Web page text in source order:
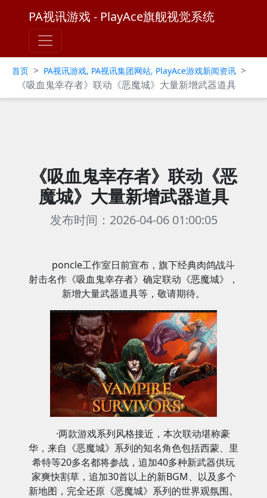
PA视讯游戏 - PlayAce旗舰视觉系统
首页 > PA视讯游戏, PA视讯集团网站, PlayAce游戏新闻资讯 >
《吸血鬼幸存者》联动《恶魔城》大量新增武器道具
《吸血鬼幸存者》联动《恶
魔城》大量新增武器道具
发布时间：2026-04-06 01:00:05
poncle工作室日前宣布，旗下经典肉鸽战斗
射击名作《吸血鬼幸存者》确定联动《恶魔城》，
新增大量武器道具等，敬请期待。
·两款游戏系列风格接近，本次联动堪称豪
华，来自《恶魔城》系列的知名角色包括西蒙、里
希特等20多名都将参战，追加40多种新武器供玩
家爽快割草，追加30首以上的新BGM、以及多个
新地图，完全还原《恶魔城》系列的世界观氛围。